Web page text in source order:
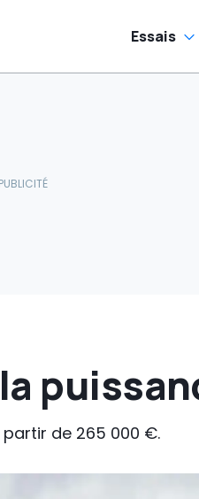
Essais
partir de 265 000 €.